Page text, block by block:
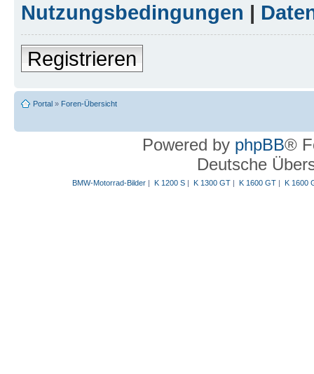
Nutzungsbedingungen |
Registrieren
Portal » Foren-Übersicht
Powered by phpBB®
Deutsche
BMW-Motorrad-Bilder| K 1200 S| K 1300 GT| K 1600 GT| K 1600